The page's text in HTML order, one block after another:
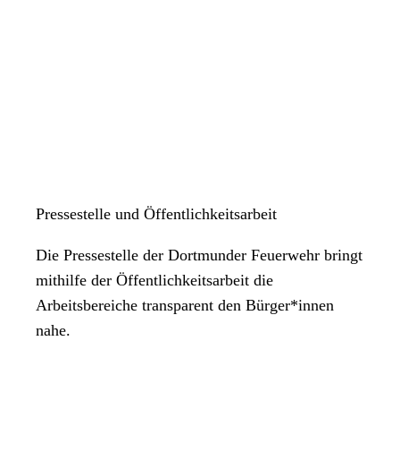
Pressestelle und Öffentlichkeitsarbeit
Die Pressestelle der Dortmunder Feuerwehr bringt
mithilfe der Öffentlichkeitsarbeit die
Arbeitsbereiche transparent den Bürger*innen
nahe.